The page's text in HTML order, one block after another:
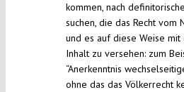
kommen, nach
suchen, die das Recht vom
und es auf diese Weise
Inhalt zu versehen: zum
“Anerkenntnis
ohne das das Völkerrecht